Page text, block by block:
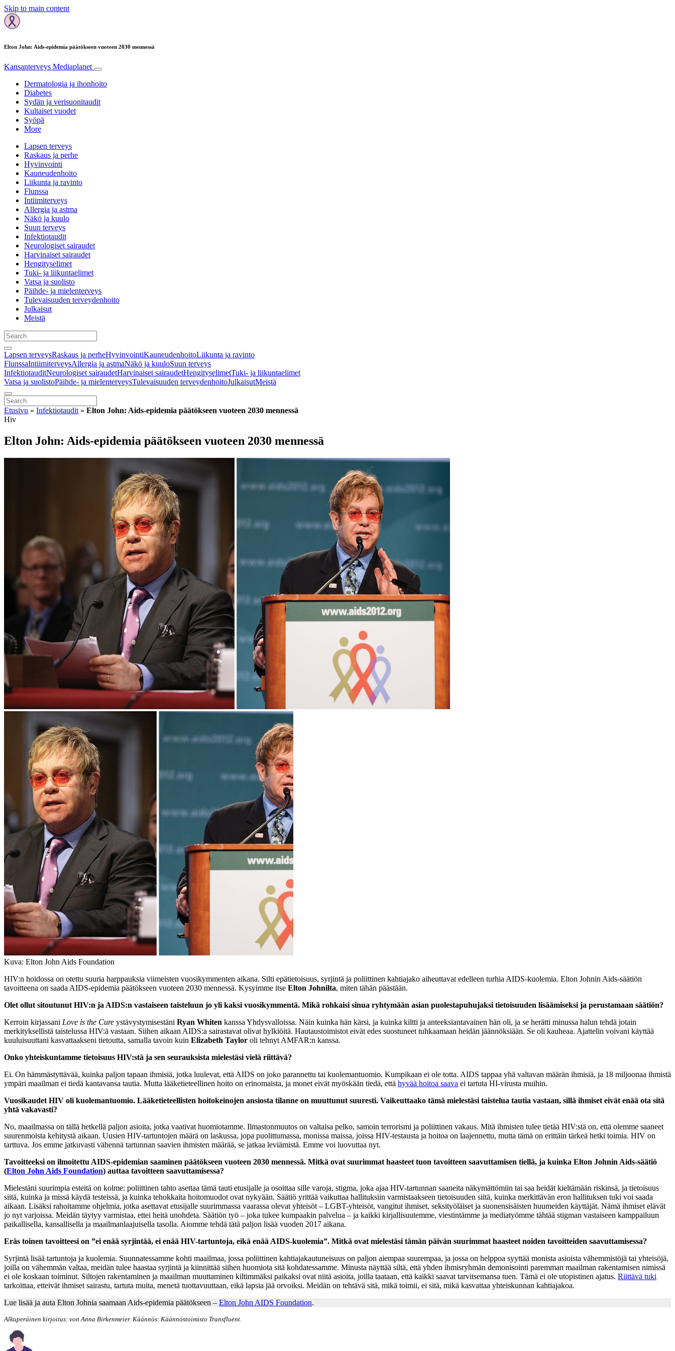
Skip to main content
Elton John: Aids-epidemia päätökseen vuoteen 2030 mennessä
Kansanterveys Mediaplanet
Dermatologia ja ihonhoito
Diabetes
Sydän ja verisuonitaudit
Kultaiset vuodet
Syöpä
More
Lapsen terveys
Raskaus ja perhe
Hyvinvointi
Kauneudenhoito
Liikunta ja ravinto
Flunssa
Intiimiterveys
Allergia ja astma
Näkö ja kuulo
Suun terveys
Infektiotaudit
Neurologiset sairaudet
Harvinaiset sairaudet
Hengityselimet
Tuki- ja liikuntaelimet
Vatsa ja suolisto
Päihde- ja mielenterveys
Tulevaisuuden terveydenhoito
Julkaisut
Meistä
Lapsen terveysRaskaus ja perheHyvinvointiKauneudenhoitoLiikunta ja ravinto
FlunssaIntiimiterveysAllergia ja astmaNäkö ja kuuloSuun terveys
InfektiotauditNeurologiset sairaudetHarvinaiset sairaudetHengityselimetTuki- ja liikuntaelimet
Vatsa ja suolistoPäihde- ja mielenterveysTulevaisuuden terveydenhoitoJulkaisutMeistä
Etusivu » Infektiotaudit » Elton John: Aids-epidemia päätökseen vuoteen 2030 mennessä
Hiv
Elton John: Aids-epidemia päätökseen vuoteen 2030 mennessä
Kuva: Elton John Aids Foundation
HIV:n hoidossa on otettu suuria harppauksia viimeisten vuosikymmenten aikana. Silti epätietoisuus, syrjintä ja poliittinen kahtiajako aiheuttavat edelleen turhia AIDS-kuolemia. Elton Johnin Aids-säätiön
tavoitteena on saada AIDS-epidemia päätökseen vuoteen 2030 mennessä. Kysyimme itse Elton Johnilta, miten tähän päästään.
Olet ollut sitoutunut HIV:n ja AIDS:n vastaiseen taisteluun jo yli kaksi vuosikymmentä. Mikä rohkaisi sinua ryhtymään asian puolestapuhujaksi tietoisuuden lisäämiseksi ja perustamaan säätiön?
Kerroin kirjassani Love is the Cure ystävystymisestäni Ryan Whiten kanssa Yhdysvalloissa. Näin kuinka hän kärsi, ja kuinka kiltti ja anteeksiantavainen hän oli, ja se herätti minussa halun tehdä jotain
merkityksellistä taistelussa HIV:ä vastaan. Siihen aikaan AIDS:a sairastavat olivat hylkiöitä. Hautaustoimistot eivät edes suostuneet tuhkaamaan heidän jäännöksiään. Se oli kauheaa. Ajattelin voivani käyttää
kuuluisuuttani kasvattaakseni tietoutta, samalla tavoin kuin Elizabeth Taylor oli tehnyt AMFAR:n kanssa.
Onko yhteiskuntamme tietoisuus HIV:stä ja sen seurauksista mielestäsi vielä riittävä?
Ei. On hämmästyttävää, kuinka paljon tapaan ihmisiä, jotka luulevat, että AIDS on joko parannettu tai kuolemantuomio. Kumpikaan ei ole totta. AIDS tappaa yhä valtavan määrän ihmisiä, ja 18 miljoonaa ihmistä
ympäri maailman ei tiedä kantavansa tautia. Mutta lääketieteellinen hoito on erinomaista, ja monet eivät myöskään tiedä, että hyvää hoitoa saava ei tartuta HI-virusta muihin.
Vuosikaudet HIV oli kuolemantuomio. Lääketieteellisten hoitokeinojen ansiosta tilanne on muuttunut suuresti. Vaikeuttaako tämä mielestäsi taistelua tautia vastaan, sillä ihmiset eivät enää ota sitä
yhtä vakavasti?
No, maailmassa on tällä hetkellä paljon asioita, jotka vaativat huomiotamme. Ilmastonmuutos on valtaisa pelko, samoin terrorismi ja poliittinen vakaus. Mitä ihmisten tulee tietää HIV:stä on, että olemme saaneet
suurenmoista kehitystä aikaan. Uusien HIV-tartuntojen määrä on laskussa, jopa puolittumassa, monissa maissa, joissa HIV-testausta ja hoitoa on laajennettu, mutta tämä on erittäin tärkeä hetki toimia. HIV on
tarttuva. Jos emme jatkuvasti vähennä tartunnan saavien ihmisten määrää, se jatkaa leviämistä. Emme voi luovuttaa nyt.
Tavoitteeksi on ilmoitettu AIDS-epidemian saaminen päätökseen vuoteen 2030 mennessä. Mitkä ovat suurimmat haasteet tuon tavoitteen saavuttamisen tiellä, ja kuinka Elton Johnin Aids-säätiö
(Elton John Aids Foundation) auttaa tavoitteen saavuttamisessa?
Mielestäni suurimpia esteitä on kolme: poliittinen tahto asettaa tämä tauti etusijalle ja osoittaa sille varoja, stigma, joka ajaa HIV-tartunnan saaneita näkymättömiin tai saa heidät kieltämään riskinsä, ja tietoisuus
siitä, kuinka ja missä käydä testeissä, ja kuinka tehokkaita hoitomuodot ovat nykyään. Säätiö yrittää vaikuttaa hallituksiin varmistaakseen tietoisuuden siitä, kuinka merkittävän eron hallituksen tuki voi saada
aikaan. Lisäksi rahoitamme ohjelmia, jotka asettavat etusijalle suurimmassa vaarassa olevat yhteisöt – LGBT-yhteisöt, vangitut ihmiset, seksityöläiset ja suonensisäisten huumeiden käyttäjät. Nämä ihmiset elävät
jo nyt varjoissa. Meidän täytyy varmistaa, ettei heitä unohdeta. Säätiön työ – joka tukee kumpaakin palvelua – ja kaikki kirjallisuutemme, viestintämme ja mediatyömme tähtää stigman vastaiseen kamppailuun
paikallisella, kansallisella ja maailmanlaajuisella tasolla. Aiomme tehdä tätä paljon lisää vuoden 2017 aikana.
Eräs toinen tavoitteesi on ”ei enää syrjintää, ei enää HIV-tartuntoja, eikä enää AIDS-kuolemia”. Mitkä ovat mielestäsi tämän päivän suurimmat haasteet noiden tavoitteiden saavuttamisessa?
Syrjintä lisää tartuntoja ja kuolemia. Suunnatessamme kohti maailmaa, jossa poliittinen kahtiajakautuneisuus on paljon aiempaa suurempaa, ja jossa on helppoa syyttää monista asioista vähemmistöjä tai yhteisöjä,
joilla on vähemmän valtaa, meidän tulee haastaa syrjintä ja kiinnittää siihen huomiota sitä kohdatessamme. Minusta näyttää siltä, että yhden ihmisryhmän demonisointi paremman maailman rakentamisen nimissä
ei ole koskaan toiminut. Siltojen rakentaminen ja maailman muuttaminen kiltimmäksi paikaksi ovat niitä asioita, joilla taataan, että kaikki saavat tarvitsemansa tuen. Tämä ei ole utopistinen ajatus. Riittävä tuki
tarkoittaa, etteivät ihmiset sairastu, tartuta muita, menetä tuottavuuttaan, eikä lapsia jää orvoiksi. Meidän on tehtävä sitä, mikä toimii, ei sitä, mikä kasvattaa yhteiskunnan kahtiajakoa.
Lue lisää ja auta Elton Johnia saamaan Aids-epidemia päätökseen – Elton John AIDS Foundation.
Alkuperäinen kirjoitus: von Anna Birkenmeier. Käännös: Käännöstoimisto Transfluent.